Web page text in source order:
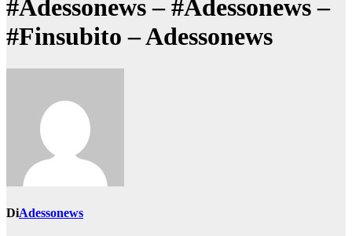
#Adessonews – #Adessonews –
#Finsubito – Adessonews
DiAdessonews